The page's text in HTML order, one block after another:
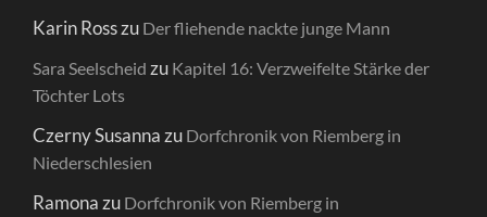
Karin Rosszu Der fliehende nackte junge Mann
Sara Seelscheid zu Kapitel 16: Verzweifelte Stärke der
Töchter Lots
Czerny Susannazu Dorfchronik von Riemberg in
Niederschlesien
Ramonazu Dorfchronik von Riemberg in